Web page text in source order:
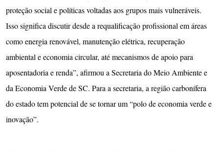
proteção social e políticas voltadas aos grupos mais vulneráveis.
Isso significa discutir desde a requalificação profissional em áreas
como energia renovável, manutenção elétrica, recuperação
ambiental e economia circular, até mecanismos de apoio para
aposentadoria e renda”, afirmou a Secretaria do Meio Ambiente e
da Economia Verde de SC. Para a secretaria, a região carbonífera
do estado tem potencial de se tornar um “polo de economia verde e
inovação”.